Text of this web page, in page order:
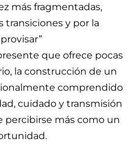
más fragmentadas,
transiciones y por la
que ofrece pocas
la construcción de un
comprendido
cuidado y transmisión
más como un